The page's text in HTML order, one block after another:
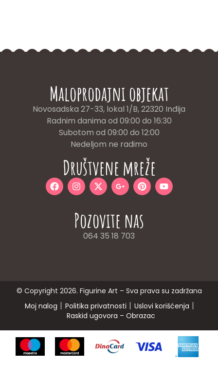
Maloprodajni objekat
Novosadska 27-33, lokal 1/B, 22320 Inđija
Radnim danima od 09:00 do 16:30
Subotom od 09:00 do 12:00
Nedeljom ne radimo
Društvene mreže
Pozovite nas
064 35 18 703
© Copyright 2026. Figurine Art – Sva prava su zadržana
Moj nalog
Politika privatnosti
Uslovi korišćenja
Raskid ugovora – Obrazac